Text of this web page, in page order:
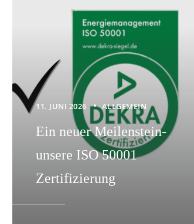
11. JUNI 2026 ALLGEMEIN
Ein neuer Meilenstein-
unsere ISO 50001
Zertifizierung